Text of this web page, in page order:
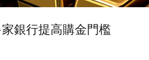
銀行提高購金門檻